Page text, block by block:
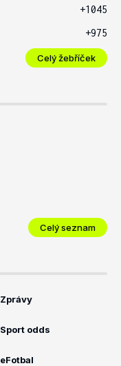
+1045
+975
Celý žebříček
Celý seznam
Zprávy
Sport odds
eFotbal